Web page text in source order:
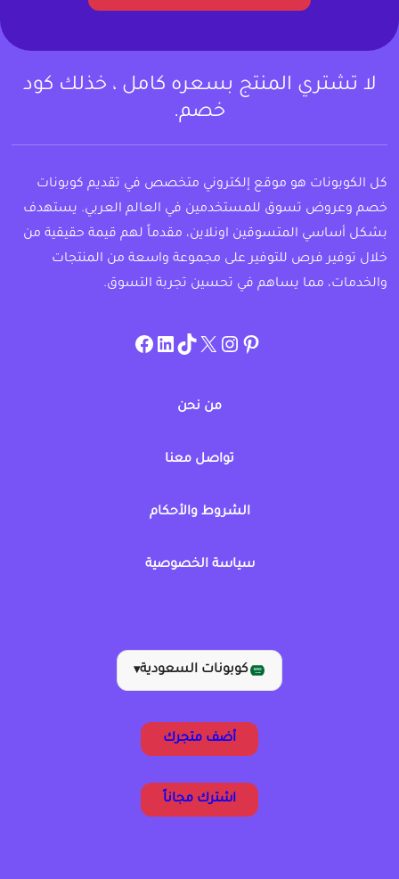
لا تشتري المنتج بسعره كامل ، خذلك كود
خصم.
كل الكوبونات هو موقع إلكتروني متخصص في تقديم كوبونات
خصم وعروض تسوق للمستخدمين في العالم العربي. يستهدف
بشكل أساسي المتسوقين اونلاين، مقدماً لهم قيمة حقيقية من
خلال توفير فرص للتوفير على مجموعة واسعة من المنتجات
والخدمات، مما يساهم في تحسين تجربة التسوق.
pinterest
allcouponat
twitter
TikTok
linkedin
facebook
من نحن
تواصل معنا
الشروط والأحكام
سياسة الخصوصية
كوبونات السعودية▾
أضف متجرك
اشترك مجاناً